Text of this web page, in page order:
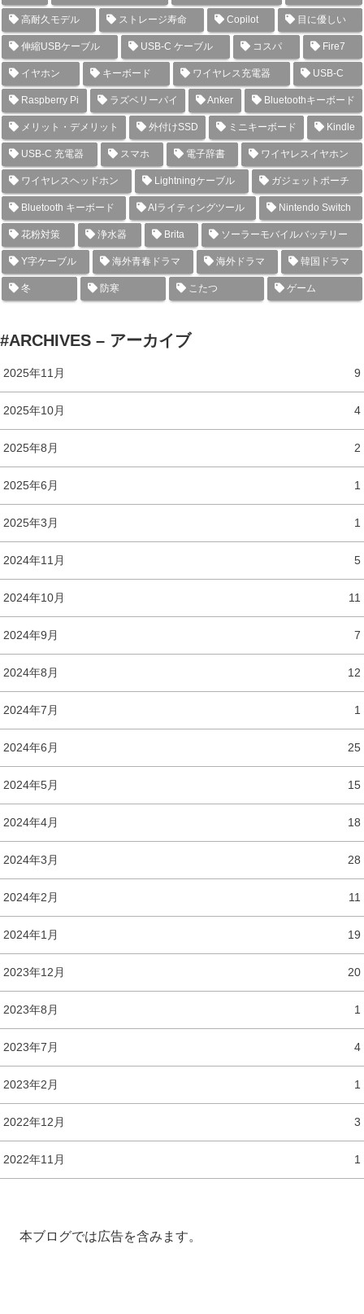
高耐久モデル ストレージ寿命 Copilot 目に優しい
伸縮USBケーブル USB-C ケーブル コスパ Fire7
イヤホン キーボード ワイヤレス充電器 USB-C
Raspberry Pi ラズベリーパイ Anker Bluetoothキーボード
メリット・デメリット 外付けSSD ミニキーボード Kindle
USB-C 充電器 スマホ 電子辞書 ワイヤレスイヤホン
ワイヤレスヘッドホン Lightningケーブル ガジェットポーチ
Bluetooth キーボード AIライティングツール Nintendo Switch
花粉対策 浄水器 Brita ソーラーモバイルバッテリー
Y字ケーブル 海外青春ドラマ 海外ドラマ 韓国ドラマ
冬 防寒 こたつ ゲーム
#ARCHIVES – アーカイブ
2025年11月 9
2025年10月 4
2025年8月 2
2025年6月 1
2025年3月 1
2024年11月 5
2024年10月 11
2024年9月 7
2024年8月 12
2024年7月 1
2024年6月 25
2024年5月 15
2024年4月 18
2024年3月 28
2024年2月 11
2024年1月 19
2023年12月 20
2023年8月 1
2023年7月 4
2023年2月 1
2022年12月 3
2022年11月 1
本ブログでは広告を含みます。